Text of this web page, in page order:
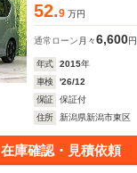
52.9 万円
通常ローン 月々6,600円
年式 2015年
車検
'26/12
保証
保証付
住所
新潟県新潟市東区
在庫確認・見積依頼